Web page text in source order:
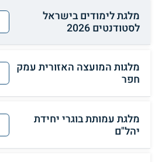
מלגת לימודים בישראל
לסטודנטים 2026
מלגות המועצה האזורית עמק
חפר
מלגת עמותת בוגרי יחידת
יהל"ם